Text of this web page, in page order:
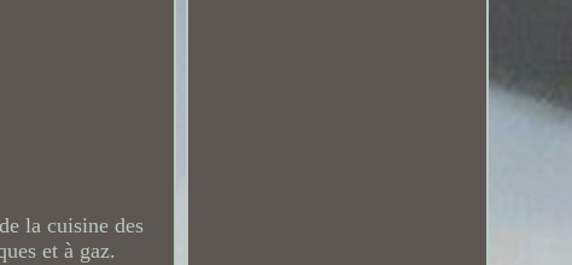
la cuisine des
et à gaz.